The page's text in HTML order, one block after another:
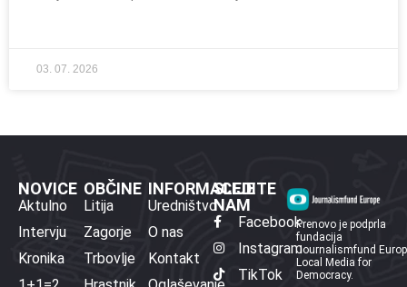
03. 07. 2026
NOVICE
Aktulno
Intervju
Kronika
OBČINE
Litija
Zagorje
Trbovlje
INFORMACIJE
Uredništvo
O nas
Kontakt
SLEDITE
NAM
Facebook
Instagram
TikTok
Prenovo je podprla
fundacija
Journalismfund
Local Media for
Democracy.